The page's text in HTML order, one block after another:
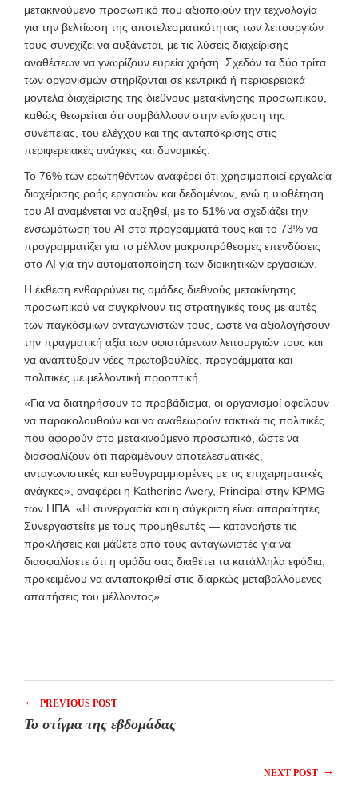
μετακινούμενο προσωπικό που αξιοποιούν την τεχνολογία
για την βελτίωση της αποτελεσματικότητας των λειτουργιών
τους συνεχίζει να αυξάνεται, με τις λύσεις διαχείρισης
αναθέσεων να γνωρίζουν ευρεία χρήση. Σχεδόν τα δύο τρίτα
των οργανισμών στηρίζονται σε κεντρικά ή περιφερειακά
μοντέλα διαχείρισης της διεθνούς μετακίνησης προσωπικού,
καθώς θεωρείται ότι συμβάλλουν στην ενίσχυση της
συνέπειας, του ελέγχου και της ανταπόκρισης στις
περιφερειακές ανάγκες και δυναμικές.
Το 76% των ερωτηθέντων αναφέρει ότι χρησιμοποιεί εργαλεία
διαχείρισης ροής εργασιών και δεδομένων, ενώ η υιοθέτηση
του ΑΙ αναμένεται να αυξηθεί, με το 51% να σχεδιάζει την
ενσωμάτωση του AI στα προγράμματά τους και το 73% να
προγραμματίζει για το μέλλον μακροπρόθεσμες επενδύσεις
στο AI για την αυτοματοποίηση των διοικητικών εργασιών.
Η έκθεση ενθαρρύνει τις ομάδες διεθνούς μετακίνησης
προσωπικού να συγκρίνουν τις στρατηγικές τους με αυτές
των παγκόσμιων ανταγωνιστών τους, ώστε να αξιολογήσουν
την πραγματική αξία των υφιστάμενων λειτουργιών τους και
να αναπτύξουν νέες πρωτοβουλίες, προγράμματα και
πολιτικές με μελλοντική προοπτική.
«Για να διατηρήσουν το προβάδισμα, οι οργανισμοί οφείλουν
να παρακολουθούν και να αναθεωρούν τακτικά τις πολιτικές
που αφορούν στο μετακινούμενο προσωπικό, ώστε να
διασφαλίζουν ότι παραμένουν αποτελεσματικές,
ανταγωνιστικές και ευθυγραμμισμένες με τις επιχειρηματικές
ανάγκες», αναφέρει η Katherine Avery, Principal στην KPMG
των ΗΠΑ. «Η συνεργασία και η σύγκριση είναι απαραίτητες.
Συνεργαστείτε με τους προμηθευτές — κατανοήστε τις
προκλήσεις και μάθετε από τους ανταγωνιστές για να
διασφαλίσετε ότι η ομάδα σας διαθέτει τα κατάλληλα εφόδια,
προκειμένου να ανταποκριθεί στις διαρκώς μεταβαλλόμενες
απαιτήσεις του μέλλοντος».
← PREVIOUS POST
To στίγμα της εβδομάδας
NEXT POST →